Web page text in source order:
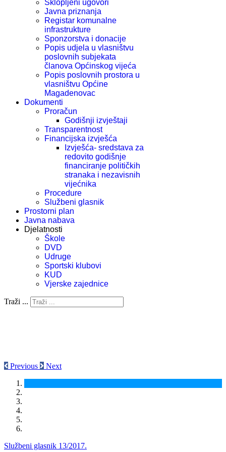
Sklopljeni ugovori
Javna priznanja
Registar komunalne
infrastrukture
Sponzorstva i donacije
Popis udjela u vlasništvu
poslovnih subjekata
članova Općinskog vijeća
Popis poslovnih prostora u
vlasništvu Općine
Magadenovac
Dokumenti
Proračun
Godišnji izvještaji
Transparentnost
Financijska izvješća
Izvješća- sredstava za
redovito godišnje
financiranje političkih
stranaka i nezavisnih
vijećnika
Procedure
Službeni glasnik
Prostorni plan
Javna nabava
Djelatnosti
Škole
DVD
Udruge
Sportski klubovi
KUD
Vjerske zajednice
Traži ...
Previous Next
Službeni glasnik 13/2017.